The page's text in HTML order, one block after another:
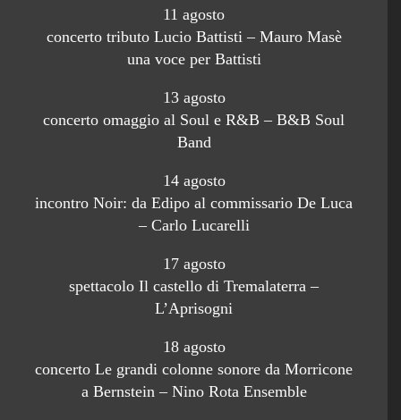
11 agosto
concerto tributo Lucio Battisti – Mauro Masè
una voce per Battisti
13 agosto
concerto omaggio al Soul e R&B – B&B Soul
Band
14 agosto
incontro Noir: da Edipo al commissario De Luca
– Carlo Lucarelli
17 agosto
spettacolo Il castello di Tremalaterra –
L’Aprisogni
18 agosto
concerto Le grandi colonne sonore da Morricone
a Bernstein – Nino Rota Ensemble